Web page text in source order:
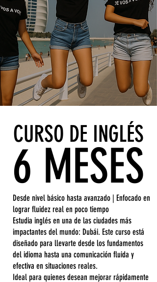
6 MESES
CURSO DE INGLÉS
​Desde nivel básico hasta avanzado | Enfocado en
lograr fluidez real en poco tiempo
Estudia inglés en una de las ciudades más
impactantes del mundo: Dubái. Este curso está
diseñado para llevarte desde los fundamentos
del idioma hasta una comunicación fluida y
efectiva en situaciones reales.
Ideal para quienes desean mejorar rápidamente